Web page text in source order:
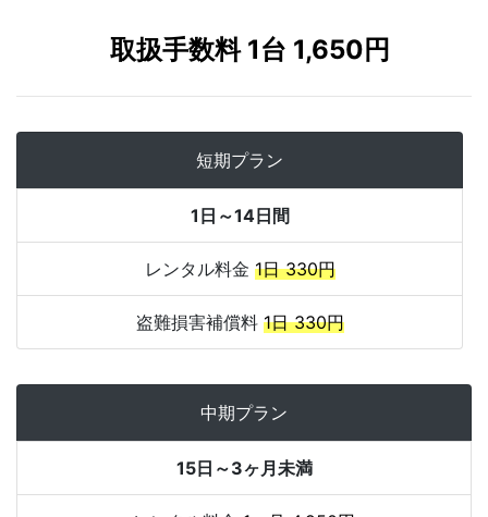
取扱手数料 1台 1,650円
短期プラン
1日～14日間
レンタル料金 1日 330円
盗難損害補償料 1日 330円
中期プラン
15日～3ヶ月未満